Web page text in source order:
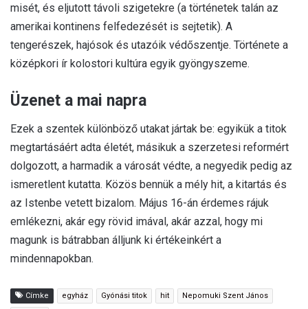
misét, és eljutott távoli szigetekre (a történetek talán az
amerikai kontinens felfedezését is sejtetik). A
tengerészek, hajósok és utazóik védőszentje. Története a
középkori ír kolostori kultúra egyik gyöngyszeme.
Üzenet a mai napra
Ezek a szentek különböző utakat jártak be: egyikük a titok
megtartásáért adta életét, másikuk a szerzetesi reformért
dolgozott, a harmadik a városát védte, a negyedik pedig az
ismeretlent kutatta. Közös bennük a mély hit, a kitartás és
az Istenbe vetett bizalom. Május 16-án érdemes rájuk
emlékezni, akár egy rövid imával, akár azzal, hogy mi
magunk is bátrabban álljunk ki értékeinkért a
mindennapokban.
Címke egyház Gyónási titok hit Nepomuki Szent János